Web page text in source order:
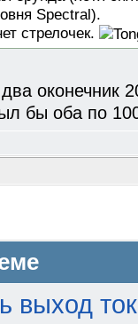
Spectral).
стрелочек.
оконечник
бы оба по
выход